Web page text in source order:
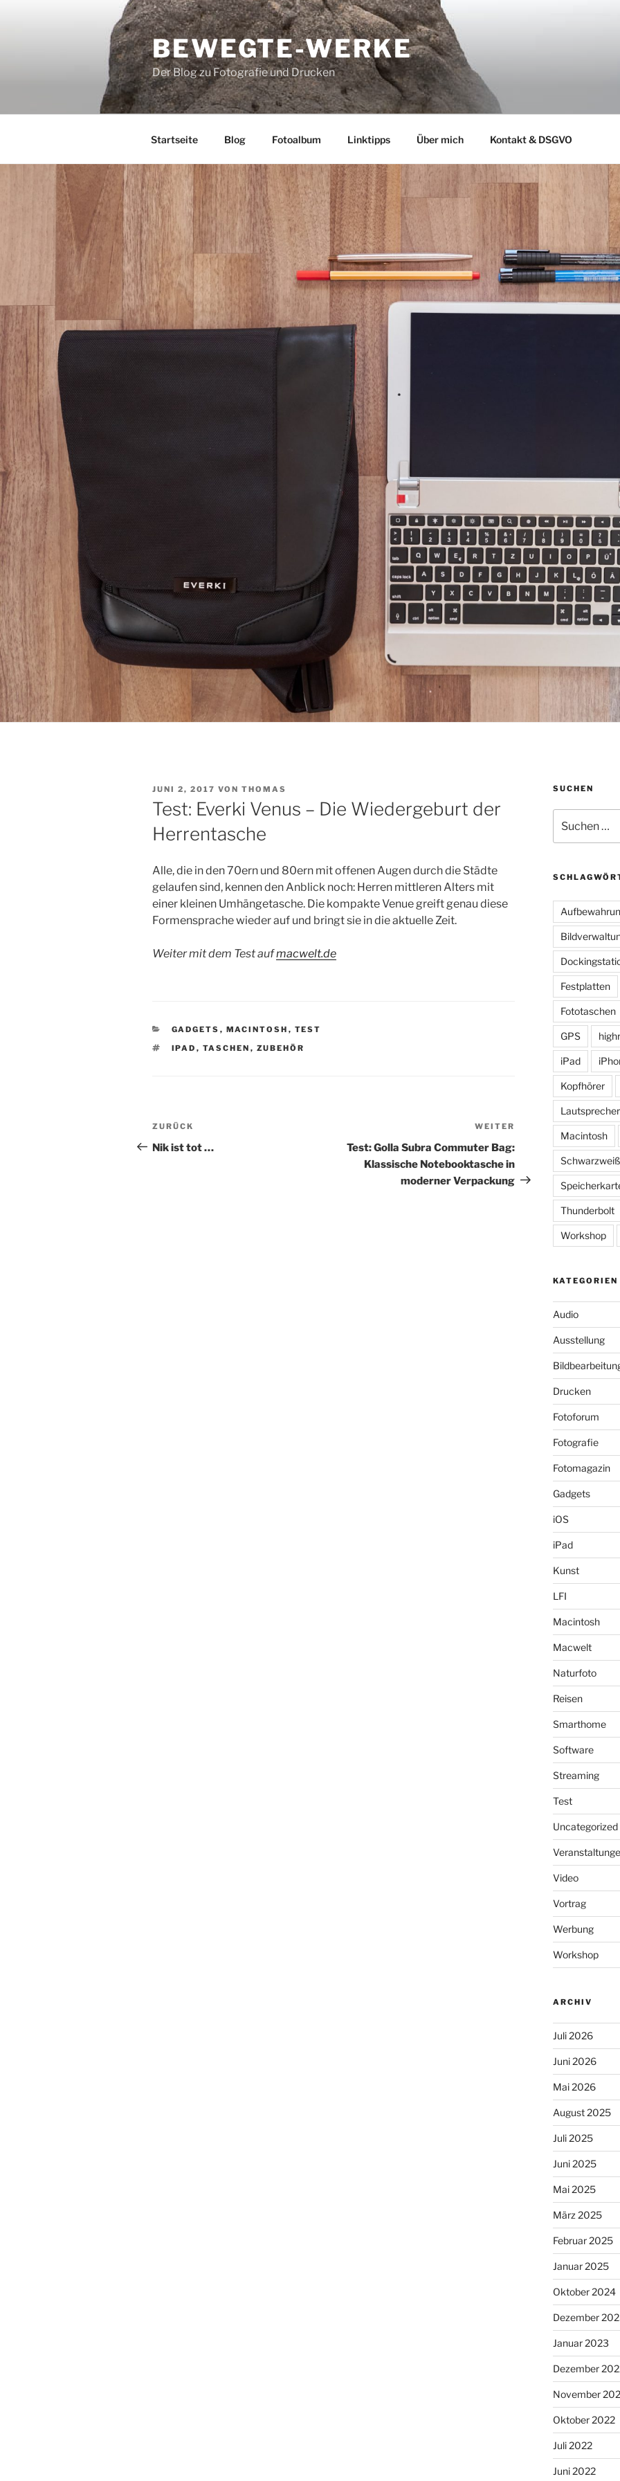
BEWEGTE-WERKE
Der Blog zu Fotografie und Drucken
Startseite Blog Fotoalbum Linktipps Über mich Kontakt & DSGVO
VERÖFFENTLICHT
AM
JUNI 2, 2017 VON THOMAS
Test: Everki Venus – Die Wiedergeburt der
Herrentasche
Alle, die in den 70ern und 80ern mit offenen Augen durch die Städte
gelaufen sind, kennen den Anblick noch: Herren mittleren Alters mit
einer kleinen Umhängetasche. Die kompakte Venue greift genau diese
Formensprache wieder auf und bringt sie in die aktuelle Zeit.
Weiter mit dem Test aufmacwelt.de
KATEGORIEN
GADGETS , MACINTOSH , TEST
SCHLAGWÖRTER
IPAD , TASCHEN , ZUBEHÖR
Beitragsnavigation
Vorheriger
Beitrag
ZURÜCK
Nik ist tot …
Nächster
Beitrag
WEITER
Test: Golla Subra Commuter Bag:
Klassische Notebooktasche in
moderner Verpackung
SUCHEN
nach:
Festplatten
Fototaschen
GPS
iPad
Kopfhörer
Lautsprecher
Macintosh
Schwarzweiß
Thunderbolt
Workshop
KATEGORIEN
Audio
Ausstellung
Drucken
Fotoforum
Fotografie
Fotomagazin
Gadgets
iOS
iPad
Kunst
LFI
Macintosh
Macwelt
Naturfoto
Reisen
Smarthome
Software
Streaming
Test
Uncategorized
Video
Vortrag
Werbung
Workshop
ARCHIV
Juli 2026
Juni 2026
Mai 2026
August 2025
Juli 2025
Juni 2025
Mai 2025
März 2025
Februar 2025
Januar 2025
Oktober 2024
Dezember
Januar 2023
Dezember
November
Oktober 2022
Juli 2022
Juni 2022